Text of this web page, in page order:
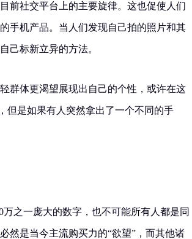
前社交平台上的主要旋律。这也促使人们
手机产品。当人们发现自己拍的照片和其
己标新立异的方法。
群体更渴望展现出自己的个性，或许在这
但是如果有人突然拿出了一个不同的手
之一庞大的数字，也不可能所有人都是同
然是当今主流购买力的“欲望”，而其他诸